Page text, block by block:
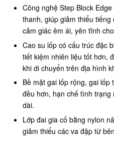
Công nghệ Step Block
thanh, giúp giảm thiểu
cảm giác êm ái, yên tĩnh
Cao su lốp có cấu trúc đặc
tiết kiệm nhiên liệu tốt hơn,
khi di chuyển trên địa hình
Bề mặt gai lốp rộng, gai
đều hơn, hạn chế tình
dài.
Lớp đai gia cố bằng nylon
giảm thiểu các va đập từ